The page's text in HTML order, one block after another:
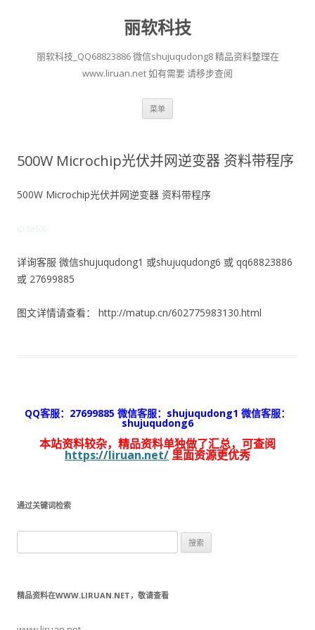
丽软科技
丽软科技_QQ68823886 微信shujuqudong8 精品资料整理在
www.liruan.net 如有需要 请移步查阅
菜单
500W Microchip光伏并网逆变器 资料带程序
500W Microchip光伏并网逆变器 资料带程序
ID:58500
详询客服 微信shujuqudong1 或shujuqudong6 或 qq68823886
或 27699885
图文详情请查看： http://matup.cn/602775983130.html
QQ客服：27699885 微信客服：shujuqudong1 微信客服：
shujuqudong6
本站资料较杂，精品资料单独做了汇总，可查阅
https://liruan.net/ 里面资源更优秀
通过关键词检索
索：
精品资料在WWW.LIRUAN.NET，敬请查看